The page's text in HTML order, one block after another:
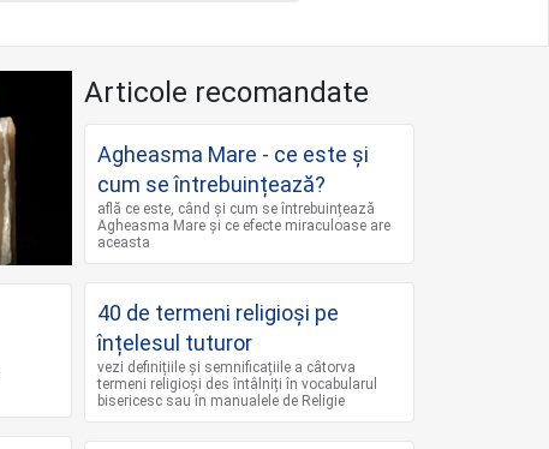
Articole recomandate
Agheasma Mare - ce este și
cum se întrebuințează?
află ce este, când și cum se întrebuințează
Agheasma Mare și ce efecte miraculoase are
aceasta
40 de termeni religioși pe
înțelesul tuturor
vezi definițiile și semnificațiile a câtorva
termeni religioși des întâlniți în vocabularul
bisericesc sau în manualele de Religie